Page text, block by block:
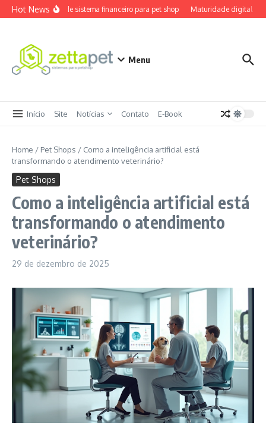
Ir para o conteúdo
Hot NewsReview de sistema financeiro para pet shop Maturidade digital pet
Menu
Início Site Notícias Contato E-Book
Home / Pet Shops / Como a inteligência artificial está
transformando o atendimento veterinário?
Pet Shops
Como a inteligência artificial está
transformando o atendimento
veterinário?
29 de dezembro de 2025